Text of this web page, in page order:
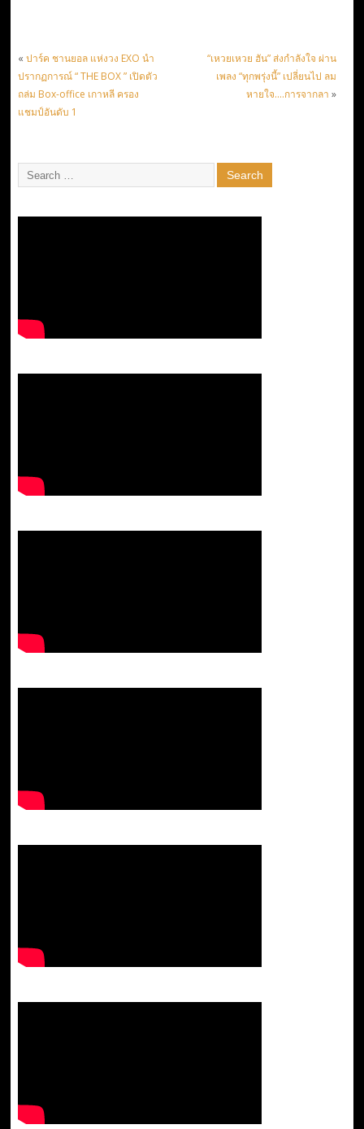
« ปาร์ค ชานยอล แห่งวง EXO นำ
ปรากฏการณ์ “ THE BOX ” เปิดตัว
ถล่ม Box-office เกาหลี ครอง
แชมป์อันดับ 1
“เหวยเหวย ฮัน” ส่งกำลังใจ ผ่าน
เพลง “ทุกพรุ่งนี้” เปลี่ยนไป ลม
หายใจ….การจากลา »